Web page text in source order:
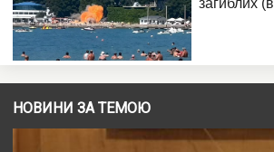
НОВИНИ ЗА ТЕМОЮ